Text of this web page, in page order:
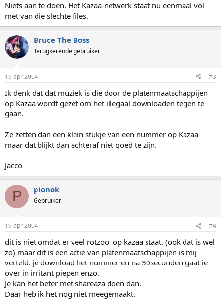
Niets aan te doen. Het Kazaa-netwerk staat nu eenmaal vol
met van die slechte files.
Bruce The Boss
Terugkerende gebruiker
19 apr 2004 #3
Ik denk dat dat muziek is die door de platenmaatschappijen
op Kazaa wordt gezet om het illegaal downloaden tegen te
gaan.
Ze zetten dan een klein stukje van een nummer op Kazaa
maar dat blijkt dan achteraf niet goed te zijn.
Jacco
P pionok
Gebruiker
19 apr 2004 #4
dit is niet omdat er veel rotzooi op kazaa staat. (ook dat is wel
zo) maar dit is een actie van platenmaatschappijen is mij
verteld. je download het nummer en na 30seconden gaat ie
over in irritant piepen enzo.
Je kan het beter met shareaza doen dan.
Daar heb ik het nog niet meegemaakt.